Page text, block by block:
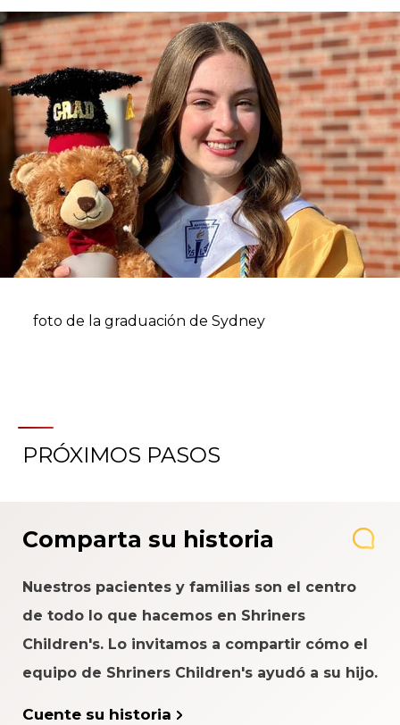
foto de la graduación de Sydney
PRÓXIMOS PASOS
Comparta su historia
Nuestros pacientes y familias son el centro
de todo lo que hacemos en Shriners
Children's. Lo invitamos a compartir cómo el
equipo de Shriners Children's ayudó a su hijo.
Cuente su historia